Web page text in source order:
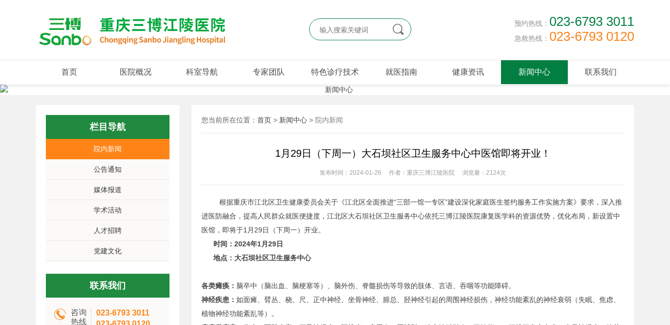
 预约热线： 023-6793 3011
急救热线： 023-6793 0120
首页 医院概况 科室导航 专家团队 特色诊疗技术 就医指南 健康资讯 新闻中心 联系我们
栏目导航
院内新闻
公告通知
媒体报道
学术活动
人才招聘
党建文化
联系我们

咨询
热线
023-6793 3011
您当前所在位置： 首页 > 新闻中心 > 院内新闻
1月29日（下周一）大石坝社区卫生服务中心中医馆即将开业！
发布时间：2024-01-26 作者：重庆三博江陵医院 浏览量： 2124次
根据重庆市江北区卫生健康委员会关于《江北区全面推进“三部一馆一专区”建设深化家庭医生签约服务工作实施方案》要求，深入推
进医防融合，提高人民群众就医便捷度，江北区大石坝社区卫生服务中心依托三博江陵医院康复医学科的资源优势，优化布局，新设置中
医馆，即将于1月29日（下周一）开业。
时间：2024年1月29日
地点：大石坝社区卫生服务中心
各类瘫痪： 脑卒中（脑出血、脑梗塞等）、脑外伤、脊髓损伤等导致的肢体、言语、吞咽等功能障碍。
神经疾患： 如面瘫、臂丛、桡、尺、正中神经、坐骨神经、腓总、胫神经引起的周围神经损伤，神经功能紊乱的神经衰弱（失眠、焦虑、
植物神经功能紊乱等）。